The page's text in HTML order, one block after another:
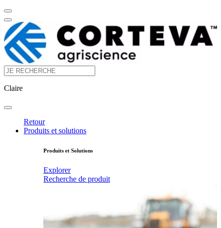
Claire
Retour
Produits et solutions
Produits et Solutions
Explorer
Recherche de produit